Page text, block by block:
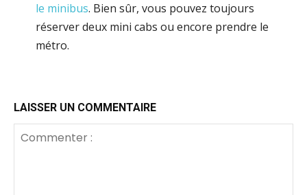
le minibus. Bien sûr, vous pouvez toujours
réserver deux mini cabs ou encore prendre le
métro.
LAISSER UN COMMENTAIRE